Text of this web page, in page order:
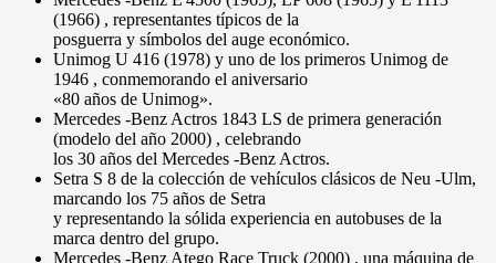
(1966) , representantes típicos de la
posguerra y símbolos del auge económico.
Unimog U 416 (1978) y uno de los primeros Unimog de
1946 , conmemorando el aniversario
«80 años de Unimog».
Mercedes -Benz Actros 1843 LS de primera generación
(modelo del año 2000) , celebrando
los 30 años del Mercedes -Benz Actros.
Setra S 8 de la colección de vehículos clásicos de Neu -Ulm,
marcando los 75 años de Setra
y representando la sólida experiencia en autobuses de la
marca dentro del grupo.
Mercedes -Benz Atego Race Truck (2000) , una máquina de